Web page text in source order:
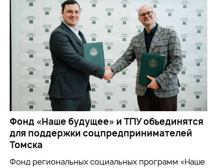
Фонд «Наше будущее» и ТПУ объединятся
для поддержки соцпредпринимателей
Томска
Фонд региональных социальных программ «Наше